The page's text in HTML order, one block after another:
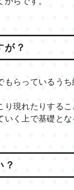
が？
らっているう
現れたりするこ
く上で基礎とな
？